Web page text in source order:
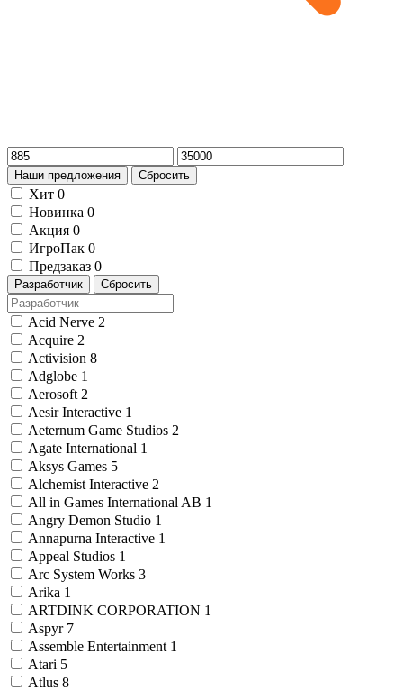
Наши предложения Сбросить
Хит 0
Новинка 0
Акция 0
ИгроПак 0
Предзаказ 0
Разработчик Сбросить
Acid Nerve 2
Acquire 2
Activision 8
Adglobe 1
Aerosoft 2
Aesir Interactive 1
Aeternum Game Studios 2
Agate International 1
Aksys Games 5
Alchemist Interactive 2
All in Games International AB 1
Angry Demon Studio 1
Annapurna Interactive 1
Appeal Studios 1
Arc System Works 3
Arika 1
ARTDINK CORPORATION 1
Aspyr 7
Assemble Entertainment 1
Atari 5
Atlus 8